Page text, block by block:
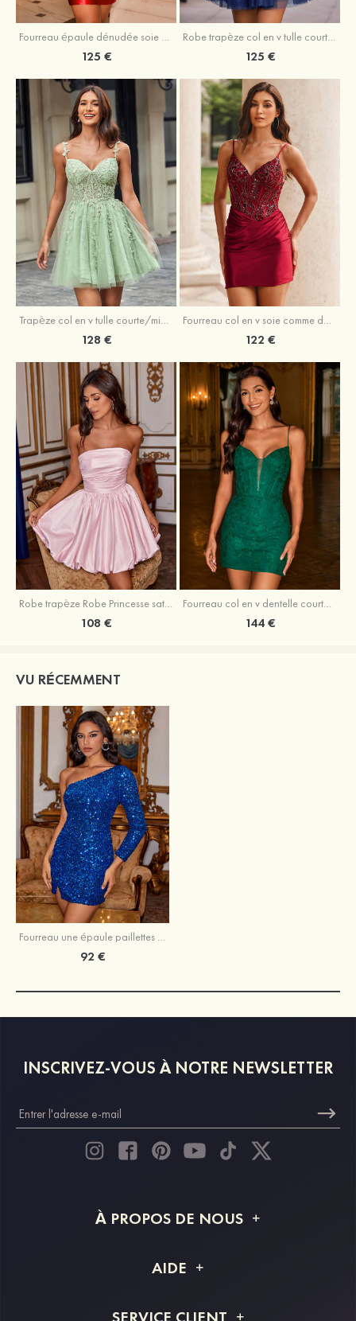
125 € 125 €
Trapèze col en v tulle courte/mini robe de fête de la rentrée avec perles
128 €
Fourreau col en v soie comme du satin courte/mini robe de fête de la rentrée avec paillettes
122 €
Robe trapèze Robe Princesse satin sans manches courte/mini robe de fête de la rentrée
108 €
Fourreau col en v dentelle courte/mini robe de fête de la rentré avec perles
144 €
VU RÉCEMMENT
Fourreau une épaule paillettes courte/mini robe de fête de la rentrée
92 €
INSCRIVEZ-VOUS À NOTRE NEWSLETTER
À PROPOS DE NOUS
Livraison
AIDE